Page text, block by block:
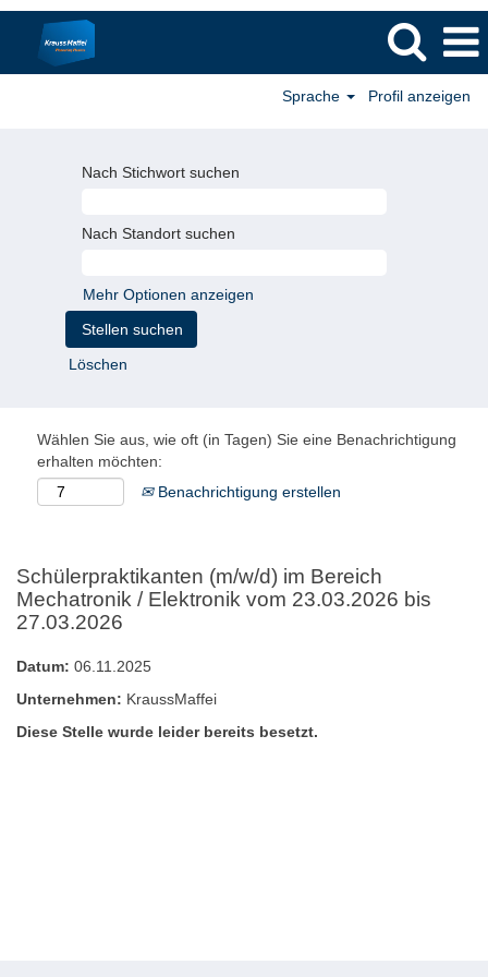
Sprache Profil anzeigen
Nach Stichwort suchen
Nach Standort suchen
Mehr Optionen anzeigen
Löschen
Wählen Sie aus, wie oft (in Tagen) Sie eine Benachrichtigung
erhalten möchten:
Benachrichtigung erstellen
Schülerpraktikanten (m/w/d) im Bereich
Mechatronik / Elektronik vom 23.03.2026 bis
27.03.2026
Datum: 06.11.2025
Unternehmen: KraussMaffei
Diese Stelle wurde leider bereits besetzt.